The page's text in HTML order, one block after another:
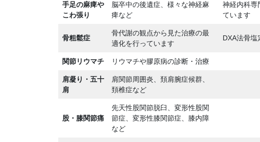
手足の麻痺や
こわ張り
脳卒中の後遺症、様々な神経麻
痺など
神経内科専
ています
骨粗鬆症
骨代謝の観点から見た治療の最
適化を行っています
DXA法骨
関節リウマチ リウマチや膠原病の診断・治療
肩凝り・五十
肩
肩関節周囲炎、頚肩腕症候群、
頚椎症など
股・膝関節痛
先天性股関節脱臼、変形性股関
節症、変形性膝関節症、膝内障
など